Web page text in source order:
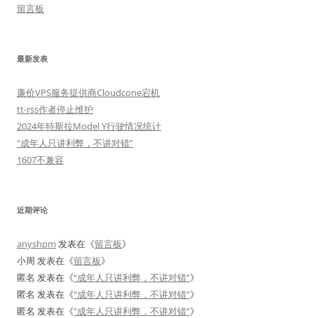
留言板
最新发表
廉价VPS服务提供商Cloudcone宕机
tt-rss作者停止维护
2024年特斯拉Model Y行驶情况统计
“成年人只讲利弊，不讲对错”
1607不兼容
近期评论
anyshpm 发表在《留言板》
小周 发表在《留言板》
匿名 发表在《“成年人只讲利弊，不讲对错”》
匿名 发表在《“成年人只讲利弊，不讲对错”》
匿名 发表在《“成年人只讲利弊，不讲对错”》